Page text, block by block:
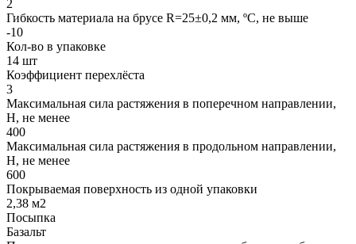
2
Гибкость материала на брусе R=25±0,2 мм, ºС, не выше
-10
Кол-во в упаковке
14 шт
Коэффициент перехлёста
3
Максимальная сила растяжения в поперечном направлении,
Н, не менее
400
Максимальная сила растяжения в продольном направлении,
Н, не менее
600
Покрываемая поверхность из одной упаковки
2,38 м2
Посыпка
Базальт